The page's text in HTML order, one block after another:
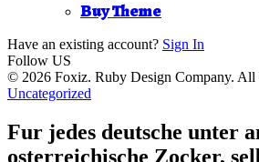
Buy Theme
Have an existing account? Sign In
Follow US
© 2026 Foxiz. Ruby Design Company. All
Uncategorized
Fur jedes deutsche unter
osterreichische Zocker,